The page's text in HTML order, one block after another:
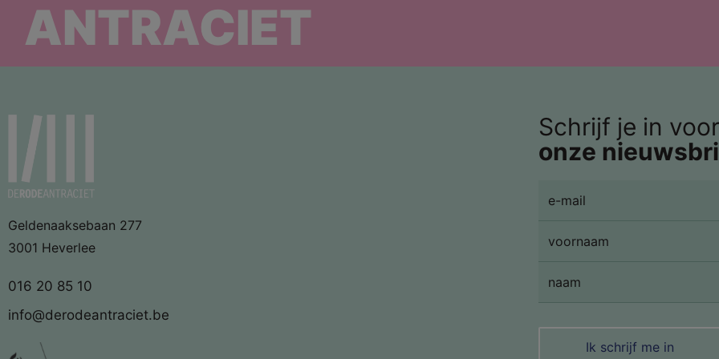
ANTRACIET
Geldenaaksebaan 277
3001 Heverlee
016 20 85 10
info@derodeantraciet.be
Schrijf je in
onze
Ik schrijf me in